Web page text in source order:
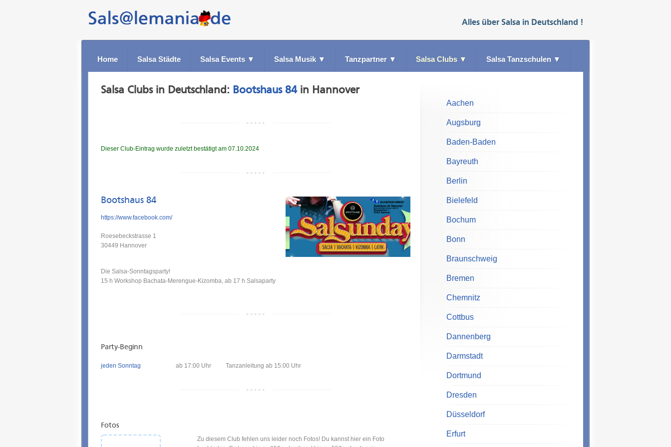
Alles über Salsa in Deutschland !
Home Salsa Städte Salsa Events ▼ Salsa Musik ▼ Tanzpartner ▼ Salsa Clubs ▼ Salsa Tanzschulen ▼
Salsa Clubs in Deutschland: Bootshaus 84in Hannover
Dieser Club-Eintrag wurde zuletzt bestätigt am 07.10.2024
Bootshaus 84
https://www.facebook.com/
Roesebeckstrasse 1
30449 Hannover
Die Salsa-Sonntagsparty!
15 h Workshop Bachata-Merengue-Kizomba, ab 17 h Salsaparty
Party-Beginn
jeden Sonntag ab 17:00 Uhr Tanzanleitung ab 15:00 Uhr
Fotos
Zu diesem Club fehlen uns leider noch Fotos! Du kannst hier ein Foto
Aachen
Augsburg
Baden-Baden
Bayreuth
Berlin
Bielefeld
Bochum
Bonn
Braunschweig
Bremen
Chemnitz
Cottbus
Dannenberg
Darmstadt
Dortmund
Dresden
Düsseldorf
Erfurt